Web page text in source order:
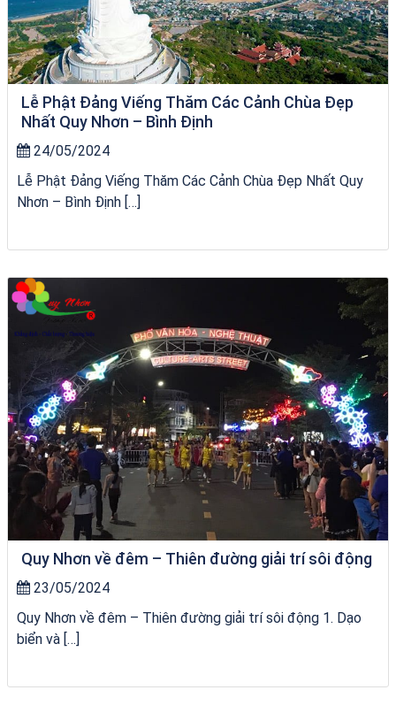
Lễ Phật Đảng Viếng Thăm Các Cảnh Chùa Đẹp
Nhất Quy Nhơn – Bình Định
24/05/2024
Lễ Phật Đảng Viếng Thăm Các Cảnh Chùa Đẹp Nhất Quy
Nhơn – Bình Định […]
Quy Nhơn về đêm – Thiên đường giải trí sôi động
23/05/2024
Quy Nhơn về đêm – Thiên đường giải trí sôi động 1. Dạo
biển và […]